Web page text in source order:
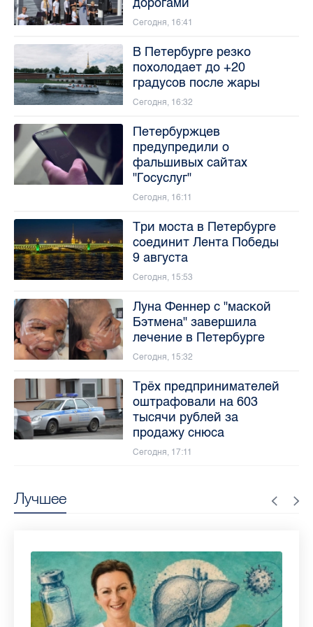
Лучшее
Сегодня, 16:41
В Петербурге резко
похолодает до +20
градусов после жары
Сегодня, 16:32
Петербуржцев
предупредили о
фальшивых сайтах
"Госуслуг"
Сегодня, 16:11
Три моста в Петербурге
соединит Лента Победы
9 августа
Сегодня, 15:53
Луна Феннер с "маской
Бэтмена" завершила
лечение в Петербурге
Сегодня, 15:32
Трёх предпринимателей
оштрафовали на 603
тысячи рублей за
продажу снюса
Сегодня, 17:11